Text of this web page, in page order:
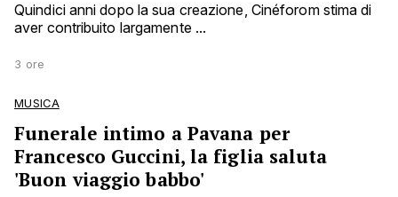
Quindici anni dopo la sua creazione, Cinéforom stima di
aver contribuito largamente ...
3 ore
MUSICA
Funerale intimo a Pavana per
Francesco Guccini, la figlia saluta
'Buon viaggio babbo'